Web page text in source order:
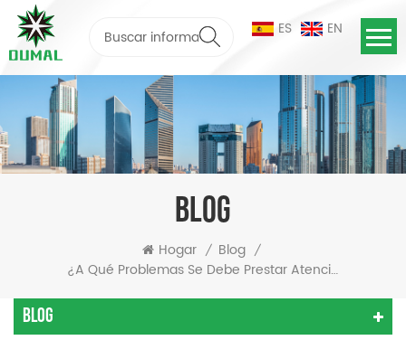
ES EN
BLOG
Hogar / Blog /
¿A Qué Problemas Se Debe Prestar Atención Al Comprar Un Enfriador?
Blog